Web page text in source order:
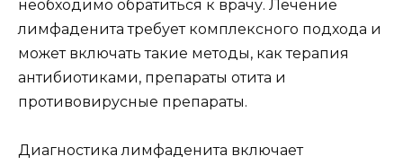
необходимо обратиться к врачу. Лечение
лимфаденита требует комплексного подхода и
может включать такие методы, как терапия
антибиотиками, препараты отита и
противовирусные препараты.
Диагностика лимфаденита включает